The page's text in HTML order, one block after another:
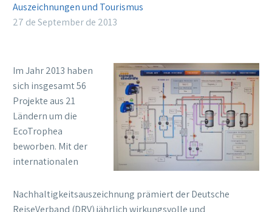
Auszeichnungen und Tourismus
27 de September de 2013
Im Jahr 2013 haben
sich insgesamt 56
Projekte aus 21
Ländern um die
EcoTrophea
beworben. Mit der
internationalen
Nachhaltigkeitsauszeichnung prämiert der Deutsche
ReiseVerband (DRV) jährlich wirkungsvolle und